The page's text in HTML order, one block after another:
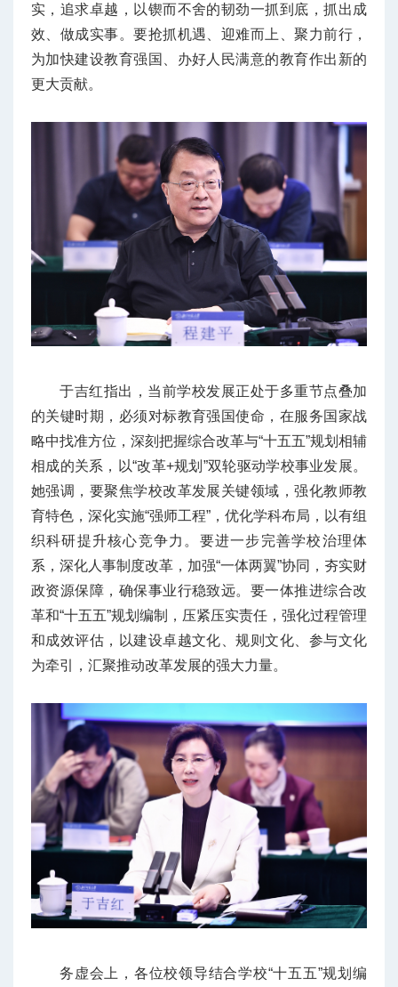
实，追求卓越，以锲而不舍的韧劲一抓到底，抓出成
效、做成实事。要抢抓机遇、迎难而上、聚力前行，
为加快建设教育强国、办好人民满意的教育作出新的
更大贡献。
于吉红指出，当前学校发展正处于多重节点叠加
的关键时期，必须对标教育强国使命，在服务国家战
略中找准方位，深刻把握综合改革与“十五五”规划相辅
相成的关系，以“改革+规划”双轮驱动学校事业发展。
她强调，要聚焦学校改革发展关键领域，强化教师教
育特色，深化实施“强师工程”，优化学科布局，以有组
织科研提升核心竞争力。要进一步完善学校治理体
系，深化人事制度改革，加强“一体两翼”协同，夯实财
政资源保障，确保事业行稳致远。要一体推进综合改
革和“十五五”规划编制，压紧压实责任，强化过程管理
和成效评估，以建设卓越文化、规则文化、参与文化
为牵引，汇聚推动改革发展的强大力量。
务虚会上，各位校领导结合学校“十五五”规划编